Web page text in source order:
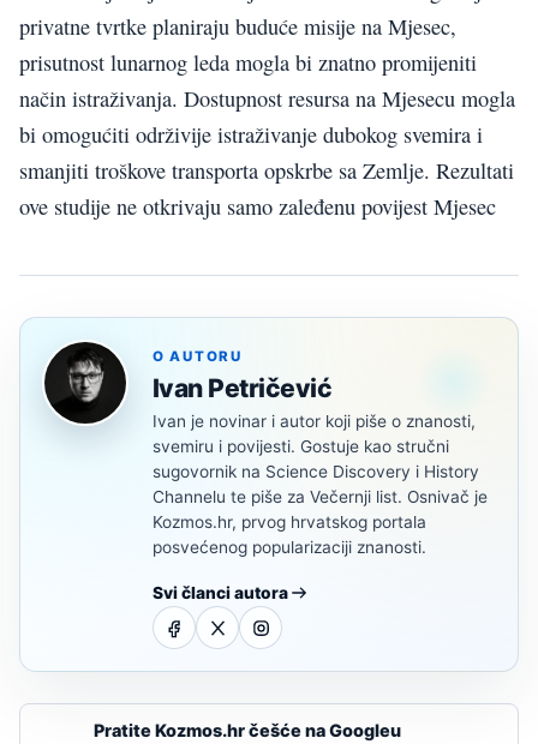
privatne tvrtke planiraju buduće misije na Mjesec,
prisutnost lunarnog leda mogla bi znatno promijeniti
način istraživanja. Dostupnost resursa na Mjesecu mogla
bi omogućiti održivije istraživanje dubokog svemira i
smanjiti troškove transporta opskrbe sa Zemlje. Rezultati
ove studije ne otkrivaju samo zaleđenu povijest Mjesec
O AUTORU
Ivan Petričević
Ivan je novinar i autor koji piše o znanosti,
svemiru i povijesti. Gostuje kao stručni
sugovornik na Science Discovery i History
Channelu te piše za Večernji list. Osnivač je
Kozmos.hr, prvog hrvatskog portala
posvećenog popularizaciji znanosti.
Svi članci autora
Pratite Kozmos.hr češće na Googleu